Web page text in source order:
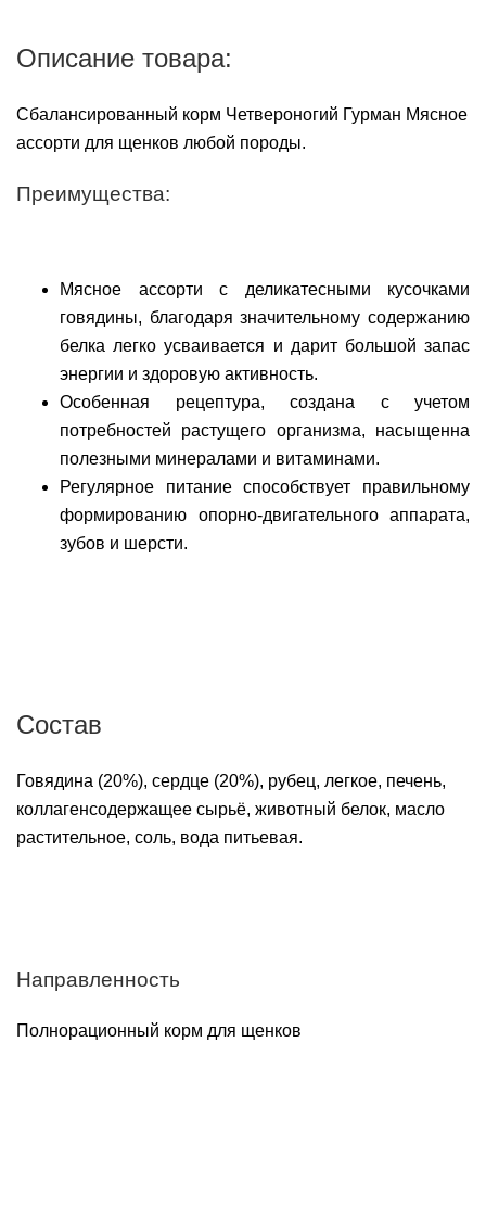
Описание товара:
Сбалансированный корм Четвероногий Гурман Мясное
ассорти для щенков любой породы.
Преимущества:
Мясное ассорти с деликатесными кусочками
говядины, благодаря значительному содержанию
белка легко усваивается и дарит большой запас
энергии и здоровую активность.
Особенная рецептура, создана с учетом
потребностей растущего организма, насыщенна
полезными минералами и витаминами.
Регулярное питание способствует правильному
формированию опорно-двигательного аппарата,
зубов и шерсти.
Состав
Говядина (20%), сердце (20%), рубец, легкое, печень,
коллагенсодержащее сырьё, животный белок, масло
растительное, соль, вода питьевая.
Направленность
Полнорационный корм для щенков